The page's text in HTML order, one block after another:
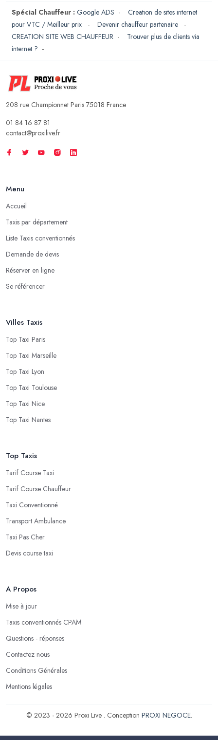
Spécial Chauffeur : Google ADS - Creation de sites internet
pour VTC / Meilleur prix
- Devenir chauffeur partenaire
-
CREATION SITE WEB CHAUFFEUR - Trouver plus de clients via
internet ? -
208 rue Championnet Paris 75018 France
01 84 16 87 81
contact@proxilive.fr
Menu
Accueil
Taxis par département
Liste Taxis conventionnés
Demande de devis
Réserver en ligne
Se référencer
Villes Taxis
Top Taxi Paris
Top Taxi Marseille
Top Taxi Lyon
Top Taxi Toulouse
Top Taxi Nice
Top Taxi Nantes
Top Taxis
Tarif Course Taxi
Tarif Course Chauffeur
Taxi Conventionné
Transport Ambulance
Taxi Pas Cher
Devis course taxi
A Propos
Mise à jour
Taxis conventionnés CPAM
Questions - réponses
Contactez nous
Conditions Générales
Mentions légales
© 2023 - 2026 Proxi Live . Conception PROXI NEGOCE.